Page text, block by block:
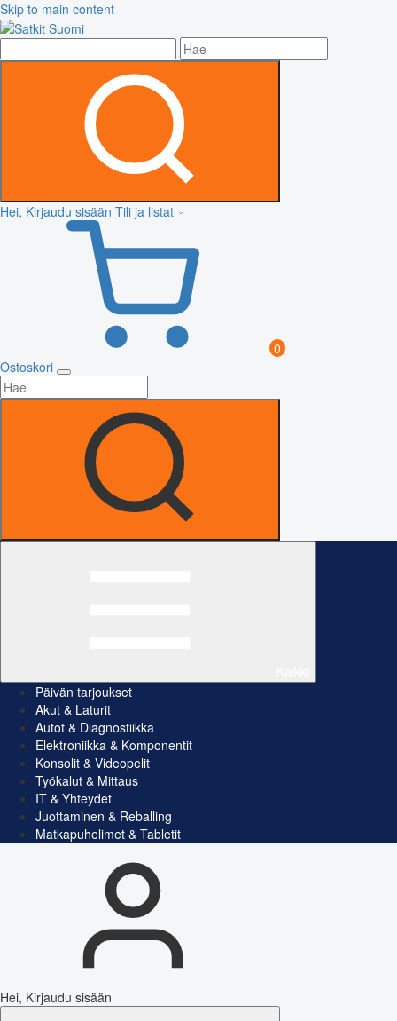
Skip to main content
Hei, Kirjaudu sisään Tili ja listat
0
Ostoskori
Päivän tarjoukset
Akut & Laturit
Autot & Diagnostiikka
Elektroniikka & Komponentit
Konsolit & Videopelit
Työkalut & Mittaus
IT & Yhteydet
Juottaminen & Reballing
Matkapuhelimet & Tabletit
Hei, Kirjaudu sisään